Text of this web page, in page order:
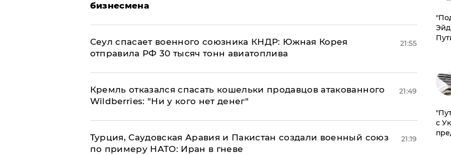
бизнесмена
​Сеул спасает военного союзника КНДР: Южная Корея
отправила РФ 30 тысяч тонн авиатоплива
21:55
Кремль отказался спасать кошельки продавцов атакованного
Wildberries: "Ни у кого нет денег"
21:49
Турция, Саудовская Аравия и Пакистан создали военный союз
по примеру НАТО: Иран в гневе
21:19
с